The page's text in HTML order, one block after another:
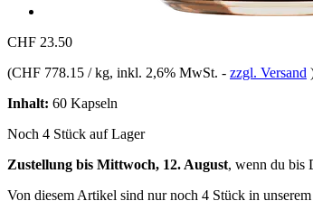
CHF 23.50
(CHF 778.15 / kg, inkl. 2,6% MwSt. - zzgl. Versand
Inhalt: 60 Kapseln
Noch 4 Stück auf Lager
Zustellung bis Mittwoch, 12. August, wenn du bis
Von diesem Artikel sind nur noch 4 Stück in